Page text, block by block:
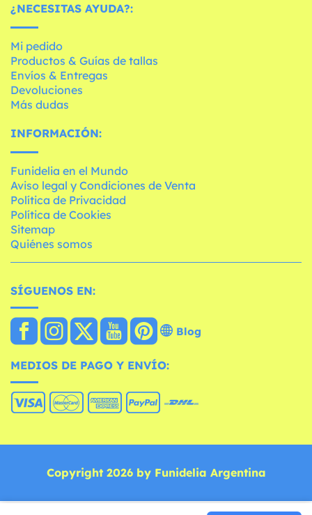
¿NECESITAS AYUDA?:
Mi pedido
Productos & Guías de tallas
Envíos & Entregas
Devoluciones
Más dudas
INFORMACIÓN:
Funidelia en el Mundo
Aviso legal y Condiciones de Venta
Política de Privacidad
Política de Cookies
Sitemap
Quiénes somos
SÍGUENOS EN:
Blog
MEDIOS DE PAGO Y ENVÍO:
Copyright 2026 by Funidelia Argentina